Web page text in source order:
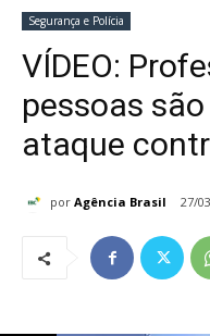
Segurança e Polícia
VÍDEO:
pessoas
ataque
por Agência Brasil 27/